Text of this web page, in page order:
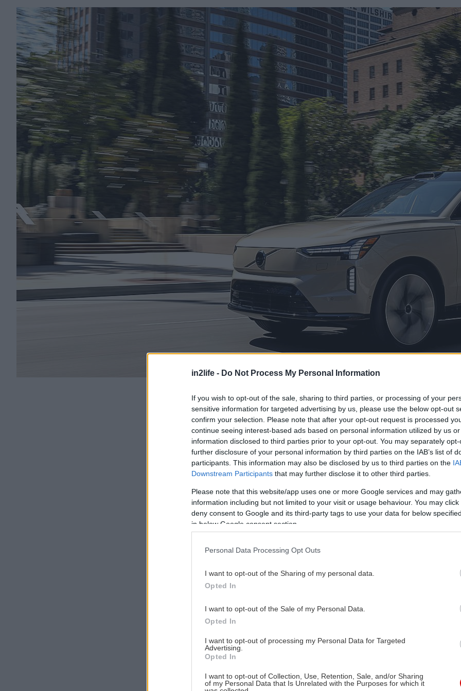
in2life - Do Not Process My Personal Information
If you wish to opt-out of the sale, sharing to third parties, or processing of your
sensitive information for targeted advertising by us, please use the below opt-out
confirm your selection. Please note that after your opt-out request is processed
continue seeing interest-based ads based on personal information utilized by us
information disclosed to third parties prior to your opt-out. You may separately
further disclosure of your personal information by third parties on the IAB’s list of
participants. This information may also be disclosed by us to third parties on the
Downstream Participants that may further disclose it to other third parties.
Please note that this website/app uses one or more Google services and may
information including but not limited to your visit or usage behaviour. You may
deny consent to Google and its third-party tags to use your data for below
in below Google consent section.
Personal Data Processing Opt Outs
I want to opt-out of the Sharing of my personal data.
Opted In
I want to opt-out of the Sale of my Personal Data.
Opted In
I want to opt-out of processing my Personal Data for Targeted
Advertising.
Opted In
I want to opt-out of Collection, Use, Retention, Sale, and/or Sharing
of my Personal Data that Is Unrelated with the Purposes for which it